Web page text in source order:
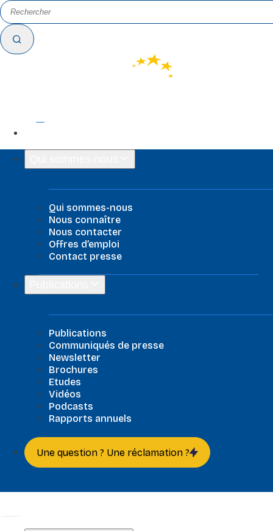
Qui sommes-nous
Nous connaître
Nous contacter
Offres d’emploi
Contact presse
Publications
Communiqués de presse
Newsletter
Brochures
Etudes
Vidéos
Podcasts
Rapports annuels
Une question ? Une réclamation ?